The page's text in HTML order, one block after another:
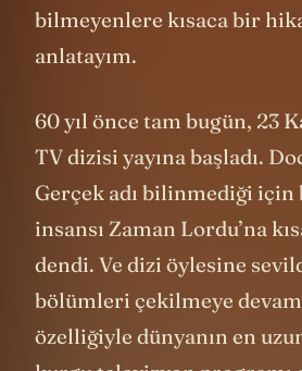
bilmeyenlere kısaca bir
anlatayım.
60 yıl önce tam bugün, 23
TV dizisi yayına başladı.
Gerçek adı bilinmediği için
insansı Zaman Lordu’na
dendi. Ve dizi öylesine
bölümleri çekilmeye
özelliğiyle dünyanın en